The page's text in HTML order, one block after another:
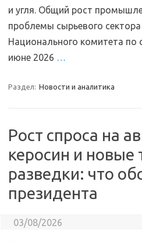
и угля. Общий рост
проблемы сырьевого
Национального комитета по
июне 2026 …
Раздел: Новости и аналитика
Рост спроса на
керосин и новые
разведки: что
президента
03/08/2026